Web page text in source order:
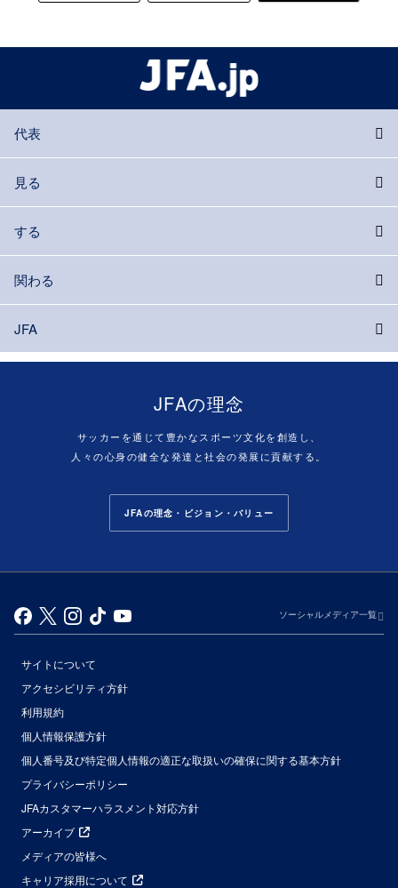
代表
見る
する
関わる
JFA
JFAの理念
サッカーを通じて豊かなスポーツ文化を創造し、
人々の心身の健全な発達と社会の発展に貢献する。
JFAの理念・ビジョン・バリュー
ソーシャルメディア一覧
サイトについて
アクセシビリティ方針
利用規約
個人情報保護方針
個人番号及び特定個人情報の適正な取扱いの確保に関する基本方針
プライバシーポリシー
JFAカスタマーハラスメント対応方針
アーカイブ
メディアの皆様へ
キャリア採用について